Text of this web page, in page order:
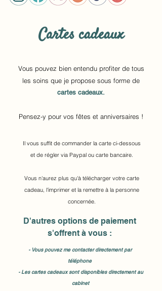
Cartes cadeaux
Vous pouvez bien entendu profiter de tous
les soins que je propose sous forme de
cartes cadeaux.
Pensez-y pour vos fêtes et anniversaires !
Il vous suffit de commander la carte ci-dessous
et de régler via Paypal ou carte bancaire.
Vous n'aurez plus qu'à télécharger votre carte
cadeau, l'imprimer etla remettre à la personne
concernée.
D'autres options de paiement
s'offrent à vous :
- Vous pouvez me contacter directement par
téléphone
- Les cartes cadeaux sont disponibles directement au
cabinet